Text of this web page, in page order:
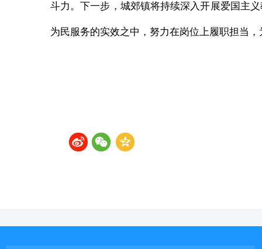
斗力。下一步，城郊镇将持续深入开展爱国主
为民服务的实效之中，努力在岗位上履职担当